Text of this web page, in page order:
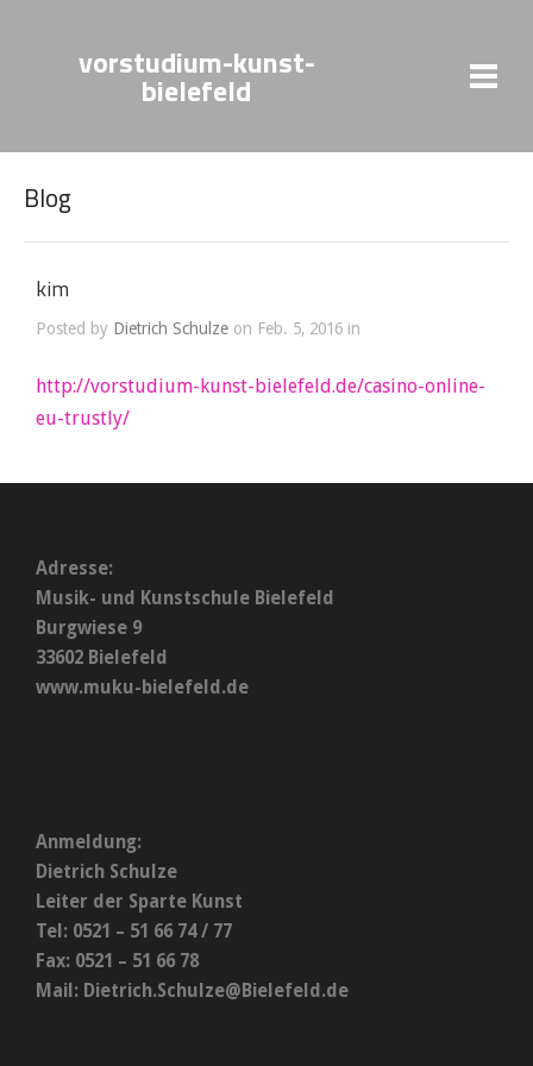
vorstudium-kunst-
bielefeld
Blog
kim
Posted by Dietrich Schulze on Feb. 5, 2016 in
http://vorstudium-kunst-bielefeld.de/casino-online-
eu-trustly/
Adresse:
Musik- und Kunstschule Bielefeld
Burgwiese 9
33602 Bielefeld
www.muku-bielefeld.de
Anmeldung:
Dietrich Schulze
Leiter der Sparte Kunst
Tel: 0521 – 51 66 74 / 77
Fax: 0521 – 51 66 78
Mail: Dietrich.Schulze@Bielefeld.de